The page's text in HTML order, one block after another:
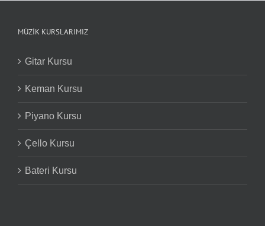
MÜZIK KURSLARIMIZ
Gitar Kursu
Keman Kursu
Piyano Kursu
Çello Kursu
Bateri Kursu